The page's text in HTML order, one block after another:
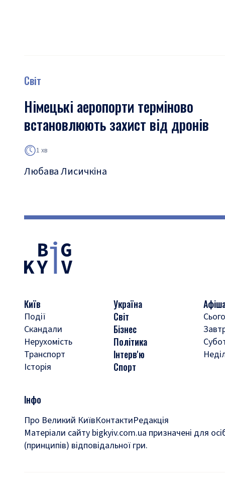
Світ
Німецькі аеропорти терміново
встановлюють захист від дронів
1 хв
Любава Лисичкіна
Київ
Події
Скандали
Нерухомість
Транспорт
Історія
Україна
Світ
Бізнес
Політика
Інтерв'ю
Спорт
Інфо
Про Великий КиївКонтактиРедакція
Матеріали сайту bigkyiv.com.ua призначені для
(принципів) відповідальної гри.